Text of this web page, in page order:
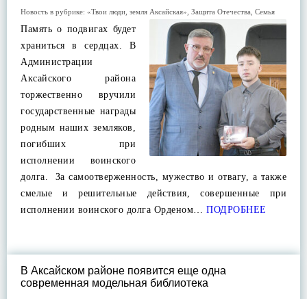
Новость в рубрике: «Твои люди, земля Аксайская» Защита Отечества Семья
Память о подвигах будет
храниться в сердцах. В
Администрации
Аксайского района
торжественно вручили
государственные награды
родным наших земляков,
погибших при
исполнении воинского
долга. За самоотверженность, мужество и отвагу, а также
смелые и решительные действия, совершенные при
исполнении воинского долга Орденом… ПОДРОБНЕЕ
В Аксайском районе появится еще одна
современная модельная библиотека